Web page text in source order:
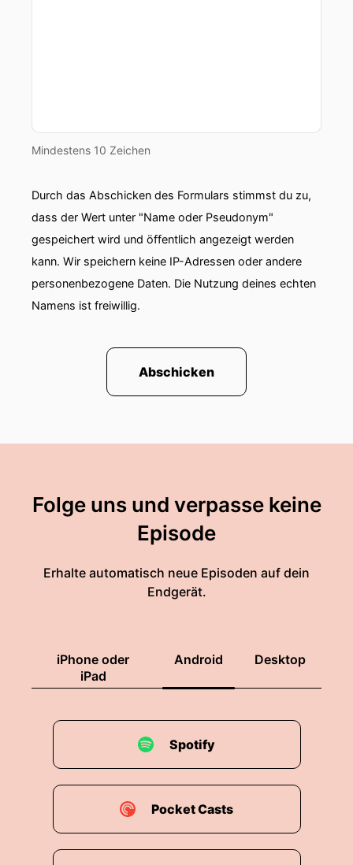
Mindestens 10 Zeichen
Durch das Abschicken des Formulars stimmst du zu,
dass der Wert unter "Name oder Pseudonym"
gespeichert wird und öffentlich angezeigt werden
kann. Wir speichern keine IP-Adressen oder andere
personenbezogene Daten. Die Nutzung deines echten
Namens ist freiwillig.
Abschicken
Folge uns und verpasse keine
Episode
Erhalte automatisch neue Episoden auf dein
Endgerät.
iPhone oder
iPad
Android Desktop
Spotify
Pocket Casts